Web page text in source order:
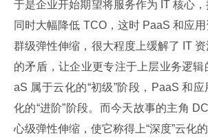
于是企业开始期望将服务作为 IT 核心，
同时大幅降低 TCO，这时 PaaS 和应
群级弹性伸缩，很大程度上缓解了 IT
的矛盾，让企业更专注于上层业务逻辑
aS 属于云化的“初级”阶段，PaaS 和
化的“进阶”阶段。而今天故事的主角
心级弹性伸缩，使它称得上“深度”云化的